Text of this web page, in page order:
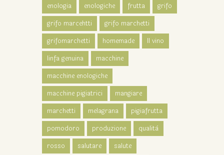
enologia
enologiche frutta
grifo
grifo marcehtti
grifo marchetti
grifomarchetti
homemade
Il vino
linfa genuina
macchine
macchine enologiche
macchine pigiatrici
mangiare
marchetti
melagrana
pigiafrutta
pomodoro
produzione
qualità
rosso
salutare
salute